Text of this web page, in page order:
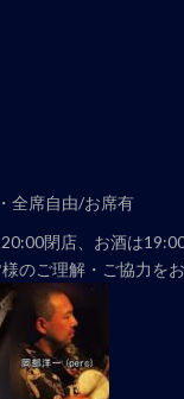
全席自由/お席有
閉店、お酒は
のご理解・ご協力を